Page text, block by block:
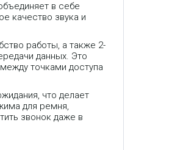
в себе
качество звука и
работы, а также 2-
данных. Это
точками доступа
что делает
для ремня,
звонок даже в